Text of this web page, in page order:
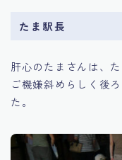
たま駅長
肝心のたまさんは、
ご機嫌斜めらしく後
た。